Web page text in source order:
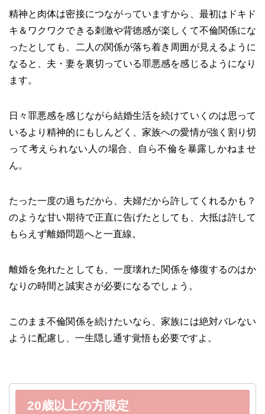
精神と肉体は密接につながっていますから、最初はドキド
キ＆ワクワクできる刺激や背徳感が楽しくて不倫関係にな
ったとしても、二人の関係が落ち着き周囲が見えるように
なると、夫・妻を裏切っている罪悪感を感じるようになり
ます。
日々罪悪感を感じながら結婚生活を続けていくのは思って
いるより精神的にもしんどく、家族への愛情が強く割り切
って考えられない人の場合、自ら不倫を暴露しかねませ
ん。
たった一度の過ちだから、夫婦だから許してくれるかも？
のような甘い期待で正直に告げたとしても、大抵は許して
もらえず離婚問題へと一直線。
離婚を免れたとしても、一度壊れた関係を修復するのはか
なりの時間と誠実さが必要になるでしょう。
このまま不倫関係を続けたいなら、家族には絶対バレない
ように配慮し、一生隠し通す覚悟も必要ですよ。
20歳以上の方限定